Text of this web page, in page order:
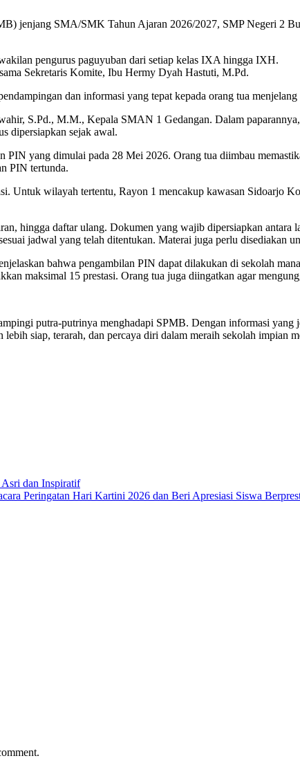
jenjang SMA/SMK Tahun Ajaran 2026/2027, SMP Negeri 2
pengurus paguyuban dari setiap kelas IXA hingga IXH.
Sekretaris Komite, Ibu Hermy Dyah Hastuti, M.Pd.
dan informasi yang tepat kepada orang tua
S.Pd., M.M., Kepala SMAN 1 Gedangan. Dalam
dipersiapkan sejak awal.
PIN yang dimulai pada 28 Mei 2026. Orang tua diimbau
PIN tertunda.
Untuk wilayah tertentu, Rayon 1 mencakup kawasan Sidoarjo
hingga daftar ulang. Dokumen yang wajib dipersiapkan
jadwal yang telah ditentukan. Materai juga perlu disediakan
bahwa pengambilan PIN dapat dilakukan di sekolah
maksimal 15 prestasi. Orang tua juga diingatkan agar
putra-putrinya menghadapi SPMB. Dengan informasi
siap, terarah, dan percaya diri dalam meraih sekolah impian
dan Inspiratif
Peringatan Hari Kartini 2026 dan Beri Apresiasi Siswa